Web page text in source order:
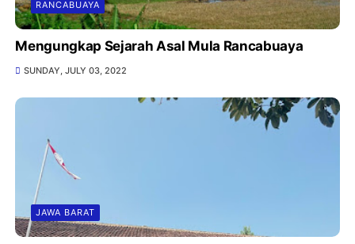
RANCABUAYA
Mengungkap Sejarah Asal Mula Rancabuaya
SUNDAY, JULY 03, 2022
JAWA BARAT